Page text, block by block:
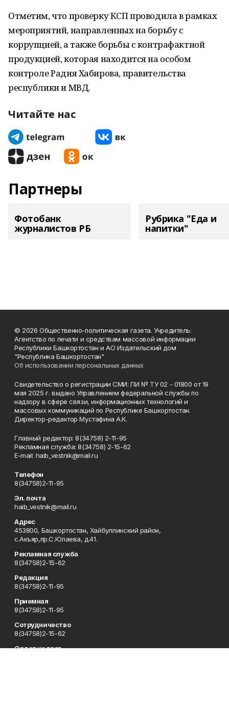
Отметим, что проверку КСП проводила в рамках
мероприятий, направленных на борьбу с
коррупцией, а также борьбы с контрафактной
продукцией, которая находится на особом
контроле Радия Хабирова, правительства
республики и МВД.
Читайте нас
Партнеры
Фотобанк
журналистов РБ
Рубрика "Еда и
напитки"
© 2026 Общественно-политическая газета. Учредитель:
Агентство по печати и средствам массовой информации
Республики Башкортостан и АО Издательский дом
"Республика Башкортостан"
Об использовании персональных данных
Свидетельство о регистрации СМИ: ПИ № ТУ 02 - 01800 от 19
мая 2025 г. выдано Управлением федеральной службы по
надзору в сфере связи, информационных технологий и
массовых коммуникаций по Республике Башкортостан.
Директор-редактор Мустафина А.К.
Главный редактор: 8(34758) 2-11-95
Рекламная служба: 8(34758) 2-15-62
Е-mаil: haib_vestnik@mail.ru
Телефон
8(34758)2-11-95
Эл. почта
haib_vestnik@mail.ru
Адрес
453800, Башкортостан, Хайбуллинский район,
с.Акъяр,пр.С.Юлаева, д.41.
Рекламная служба
8(34758)2-15-62
Редакция
8(34758)2-11-95
Приемная
8(34758)2-11-95
Сотрудничество
8(34758)2-15-62
Отдел кадров